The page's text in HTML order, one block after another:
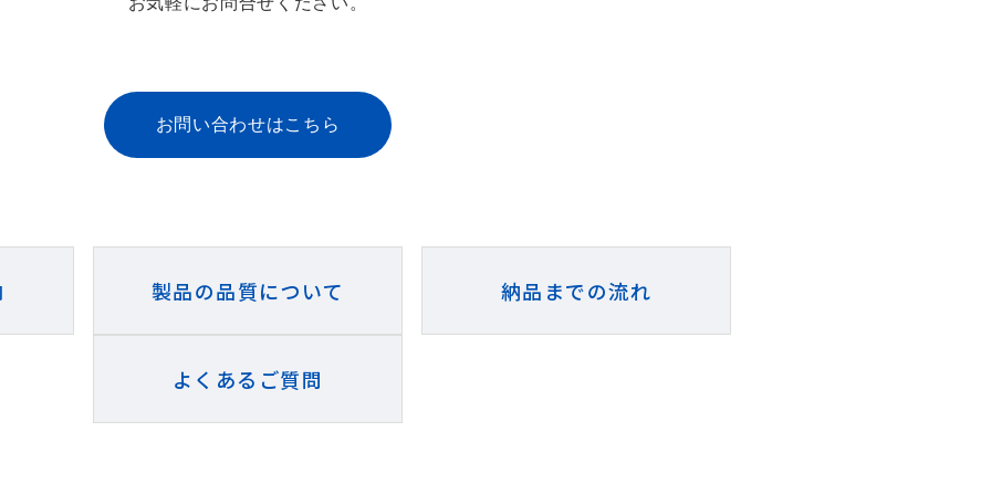
お問い合わせはこちら
製品の品質について 納品までの流れ
よくあるご質問